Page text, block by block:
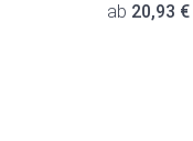
ab 20,93 €